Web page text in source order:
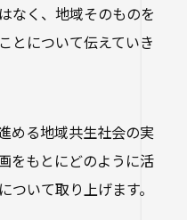
わせ
派遣）
なく、地域そのものを
とについて伝えていき
める地域共生社会の実
をもとにどのように活
いて取り上げます。